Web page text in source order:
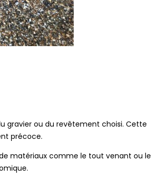
gravier ou du revêtement choisi. Cette
précoce.
matériaux comme le tout venant ou le